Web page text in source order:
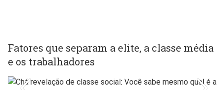
Fatores que separam a elite, a classe média
e os trabalhadores